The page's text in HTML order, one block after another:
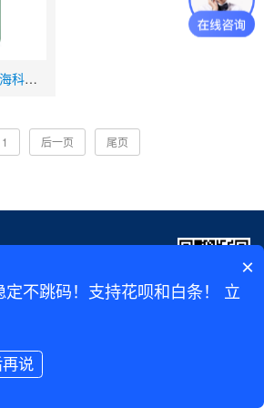
海科融通POS机办理-海科融通刷新支付电签POS机费率
1 后一页 尾页
盈联POS机
×
定不跳码！支持花呗和白条！ 立
说